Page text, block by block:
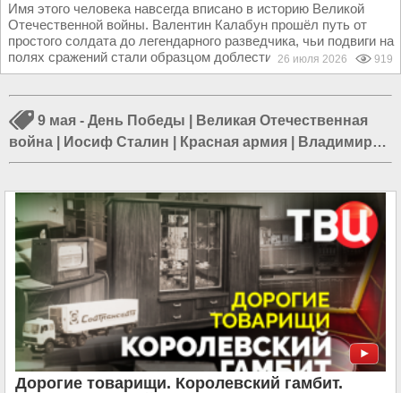
Имя этого человека навсегда вписано в историю Великой
Отечественной войны. Валентин Калабун прошёл путь от
простого солдата до легендарного разведчика, чьи подвиги на
полях сражений стали образцом доблести...26 июля 2026 919
9 мая - День Победы
Великая Отечественная
война
Иосиф Сталин Красная армия
Владимир
Ленин|КГБ|НКВД|КПСС|ЦК КПСС|Вооружённые
Дорогие товарищи. Королевский гамбит.